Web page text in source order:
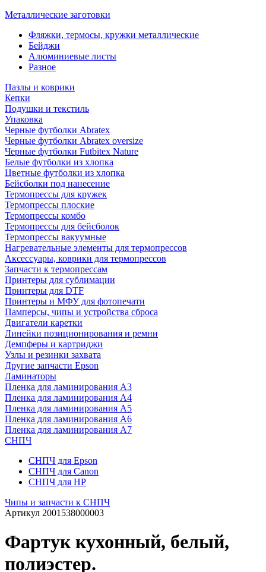
Металлические заготовки
Фляжки, термосы, кружки металлические
Бейджи
Алюминиевые листы
Разное
Пазлы и коврики
Кепки
Подушки и текстиль
Упаковка
Черные футболки Abratex
Черные футболки Abratex oversize
Черные футболки Futbitex Nature
Белые футболки из хлопка
Цветные футболки из хлопка
Бейсболки под нанесение
Термопрессы для кружек
Термопрессы плоские
Термопрессы комбо
Термопрессы для бейсболок
Термопрессы вакуумные
Нагревательные элементы для термопрессов
Аксессуары, коврики для термопрессов
Запчасти к термопрессам
Принтеры для сублимации
Принтеры для DTF
Принтеры и МФУ для фотопечати
Памперсы, чипы и устройства сброса
Двигатели каретки
Линейки позиционирования и ремни
Демпферы и картриджи
Узлы и резинки захвата
Другие запчасти Epson
Ламинаторы
Пленка для ламинирования А3
Пленка для ламинирования А4
Пленка для ламинирования А5
Пленка для ламинирования А6
Пленка для ламинирования А7
СНПЧ
СНПЧ для Epson
СНПЧ для Canon
СНПЧ для HP
Чипы и запчасти к СНПЧ
Артикул 2001538000003
Фартук кухонный, белый,
полиэстер.